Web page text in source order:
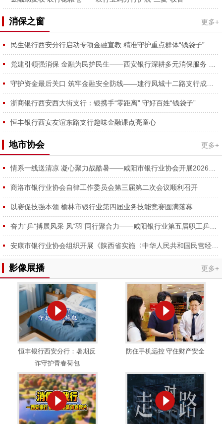
消保之窗 更多+
民生银行西安分行启动专项金融宣教 精准守护重点群体“钱袋子”
浙商银行西安西大街支行：银携手“零距离” 守好百姓“钱袋子”
恒丰银行西安友谊东路支行趣味金融课点亮童心
地市协会 更多+
商洛市银行业协会自律工作委员会第三届第二次会议顺利召开
以赛促技强本领 榆林市银行业第四届业务技能竞赛圆满落幕
影像展播 更多+
恒丰银行西安分行：暑期反
诈守护青春荷包
防住手机远控 守住财产安全